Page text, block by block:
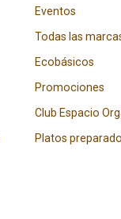
Eventos
Todas las
Ecobásicos
Promociones
Club Espacio
Platos